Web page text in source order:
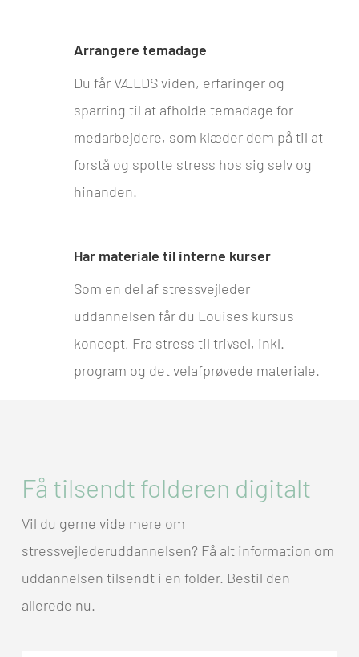
Arrangere temadage
Du får VÆLDS viden, erfaringer og
sparring til at afholde temadage for
medarbejdere, som klæder dem på til at
forstå og spotte stress hos sig selv og
hinanden.
Har materiale til interne kurser
Som en del af stressvejleder
uddannelsen får du Louises kursus
koncept, Fra stress til trivsel, inkl.
program og det velafprøvede materiale.
Få tilsendt folderen digitalt
Vil du gerne vide mere om
stressvejlederuddannelsen? Få alt information om
uddannelsen tilsendt i en folder. Bestil den
allerede nu.